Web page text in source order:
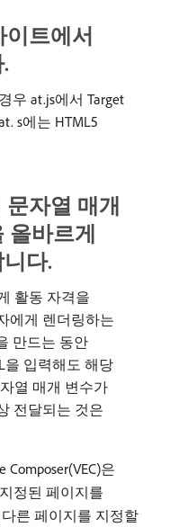
이트에서
우 at.js에서 Target
s에는 HTML5
문자열 매개
올바르게
다.
활동 자격을
에게 렌더링하는
만드는 동안
을 입력해도 해당
열 매개 변수가
전달되는 것은
은
정된 페이지를
른 페이지를 지정할